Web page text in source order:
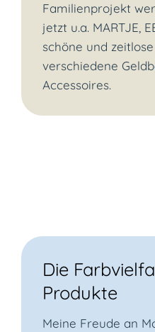
Familienprojekt
jetzt u.a. MARTJE,
schöne und
verschiedene
Accessoires.
Die
Produkte
Meine Freude an